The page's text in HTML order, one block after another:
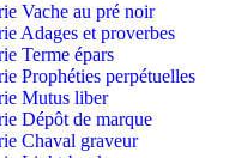
Vache au pré noir
Adages et proverbes
Terme épars
Prophéties perpétuelles
Mutus liber
Dépôt de marque
Chaval graveur